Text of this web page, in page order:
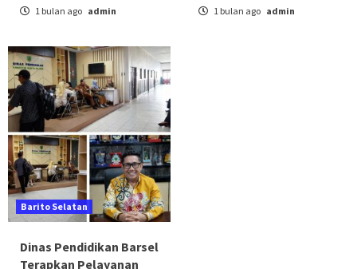
1 bulan ago admin 1 bulan ago admin
Barito Selatan
Dinas Pendidikan Barsel
Terapkan Pelayanan